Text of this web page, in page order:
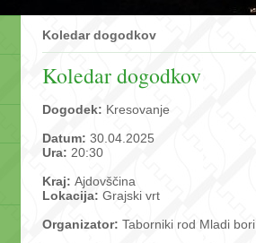
Koledar dogodkov
Koledar dogodkov
Dogodek: Kresovanje
Datum: 30.04.2025
Ura: 20:30
Kraj: Ajdovščina
Lokacija: Grajski vrt
Organizator: Taborniki rod Mladi bori